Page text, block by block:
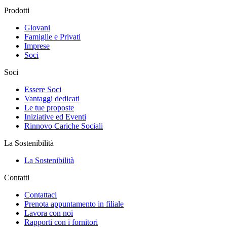
Prodotti
Giovani
Famiglie e Privati
Imprese
Soci
Soci
Essere Soci
Vantaggi dedicati
Le tue proposte
Iniziative ed Eventi
Rinnovo Cariche Sociali
La Sostenibilità
La Sostenibilità
Contatti
Contattaci
Prenota appuntamento in filiale
Lavora con noi
Rapporti con i fornitori